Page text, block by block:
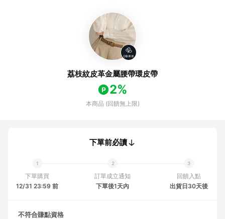
荔枝紋皮革金屬腰帶環皮帶
2%
本商品 (回饋無上限)
下單前必讀
下單購買
12/31 23:59 前
訂單成立通知
下單後1天內
回饋入點
出貨日30天後
不符合賺點資格